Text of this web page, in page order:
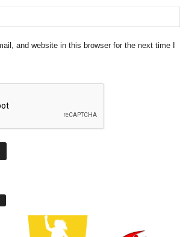
and website in this browser for the next time I